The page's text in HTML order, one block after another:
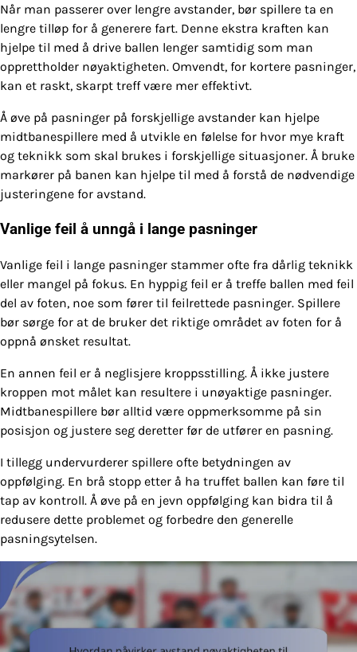
Når man passerer over lengre avstander, bør spillere ta en
lengre tilløp for å generere fart. Denne ekstra kraften kan
hjelpe til med å drive ballen lenger samtidig som man
opprettholder nøyaktigheten. Omvendt, for kortere pasninger,
kan et raskt, skarpt treff være mer effektivt.
Å øve på pasninger på forskjellige avstander kan hjelpe
midtbanespillere med å utvikle en følelse for hvor mye kraft
og teknikk som skal brukes i forskjellige situasjoner. Å bruke
markører på banen kan hjelpe til med å forstå de nødvendige
justeringene for avstand.
Vanlige feil å unngå i lange pasninger
Vanlige feil i lange pasninger stammer ofte fra dårlig teknikk
eller mangel på fokus. En hyppig feil er å treffe ballen med feil
del av foten, noe som fører til feilrettede pasninger. Spillere
bør sørge for at de bruker det riktige området av foten for å
oppnå ønsket resultat.
En annen feil er å neglisjere kroppsstilling. Å ikke justere
kroppen mot målet kan resultere i unøyaktige pasninger.
Midtbanespillere bør alltid være oppmerksomme på sin
posisjon og justere seg deretter før de utfører en pasning.
I tillegg undervurderer spillere ofte betydningen av
oppfølging. En brå stopp etter å ha truffet ballen kan føre til
tap av kontroll. Å øve på en jevn oppfølging kan bidra til å
redusere dette problemet og forbedre den generelle
pasningsytelsen.